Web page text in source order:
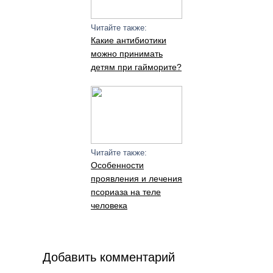
Читайте также:
Какие антибиотики
можно принимать
детям при гайморите?
Читайте также:
Особенности
проявления и лечения
псориаза на теле
человека
Добавить комментарий